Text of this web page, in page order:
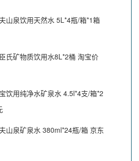
山泉饮用天然水 5L*4瓶/箱*1箱
氏矿物质饮用水8L*2桶 淘宝价
饮用纯净水矿泉水 4.5l*4支/箱*2
山泉矿泉水 380ml*24瓶/箱 京东